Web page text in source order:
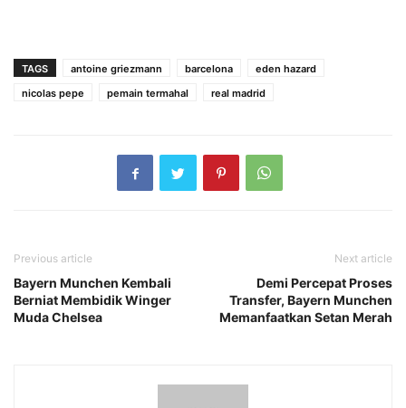
TAGS antoine griezmann barcelona
eden hazard
nicolas pepe
pemain termahal real madrid
Previous article
Bayern Munchen Kembali
Berniat Membidik Winger
Muda Chelsea
Next article
Demi Percepat Proses
Transfer, Bayern Munchen
Memanfaatkan Setan Merah